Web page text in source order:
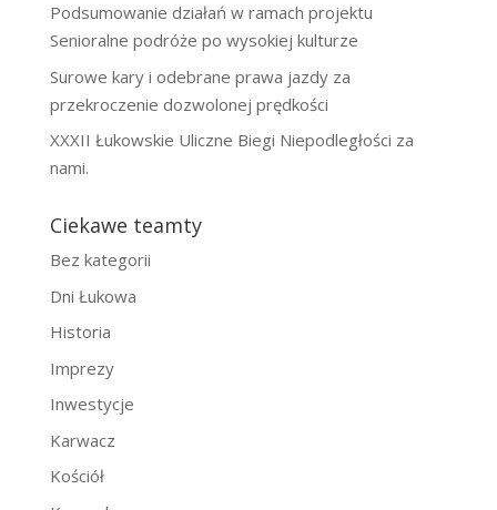
Podsumowanie działań w ramach projektu
Senioralne podróże po wysokiej kulturze
Surowe kary i odebrane prawa jazdy za
przekroczenie dozwolonej prędkości
XXXII Łukowskie Uliczne Biegi Niepodległości za
nami.
Ciekawe teamty
Bez kategorii
Dni Łukowa
Historia
Imprezy
Inwestycje
Karwacz
Kościół